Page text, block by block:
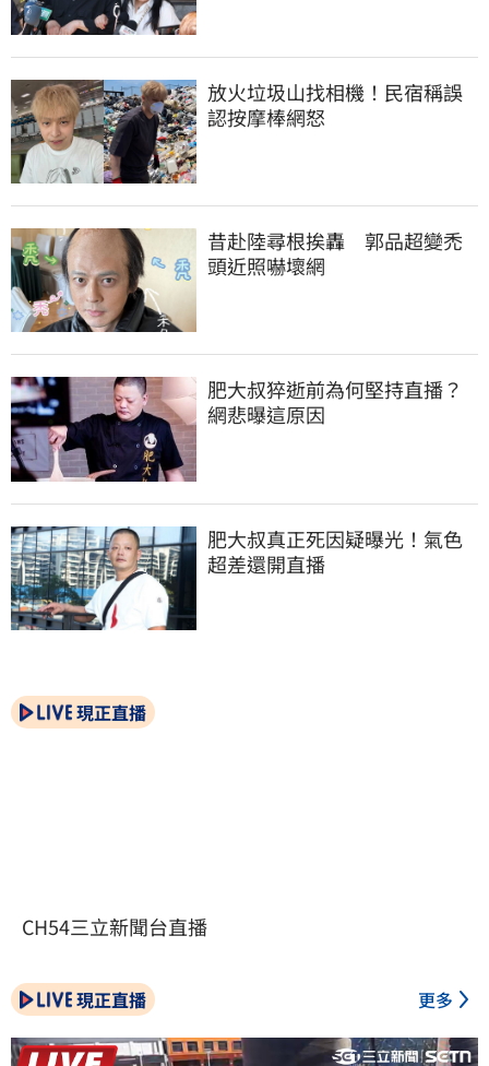
放火垃圾山找相機！民宿稱誤
認按摩棒網怒
昔赴陸尋根挨轟　郭品超變禿
頭近照嚇壞網
肥大叔猝逝前為何堅持直播？
網悲曝這原因
肥大叔真正死因疑曝光！氣色
超差還開直播
現正直播
CH54三立新聞台直播
現正直播 更多